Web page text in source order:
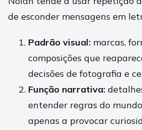
de esconder mensagens em
Padrão visual: marcas,
composições que
decisões de fotografia e
Função narrativa:
entender regras do
apenas a provocar